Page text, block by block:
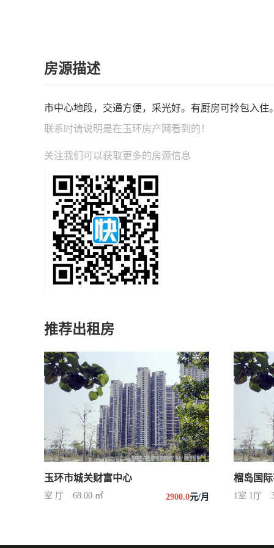
房源描述
市中心地段，交通方便，采光好。有厨房可拎包入住
联系时请说明是在玉环房产网 看到的！
关注我们可以获取更多的房源信息
推荐出租房
玉环市城关财富中心
室 厅 68.00 ㎡ 2900.0元/月
榴岛国
1室 1厅